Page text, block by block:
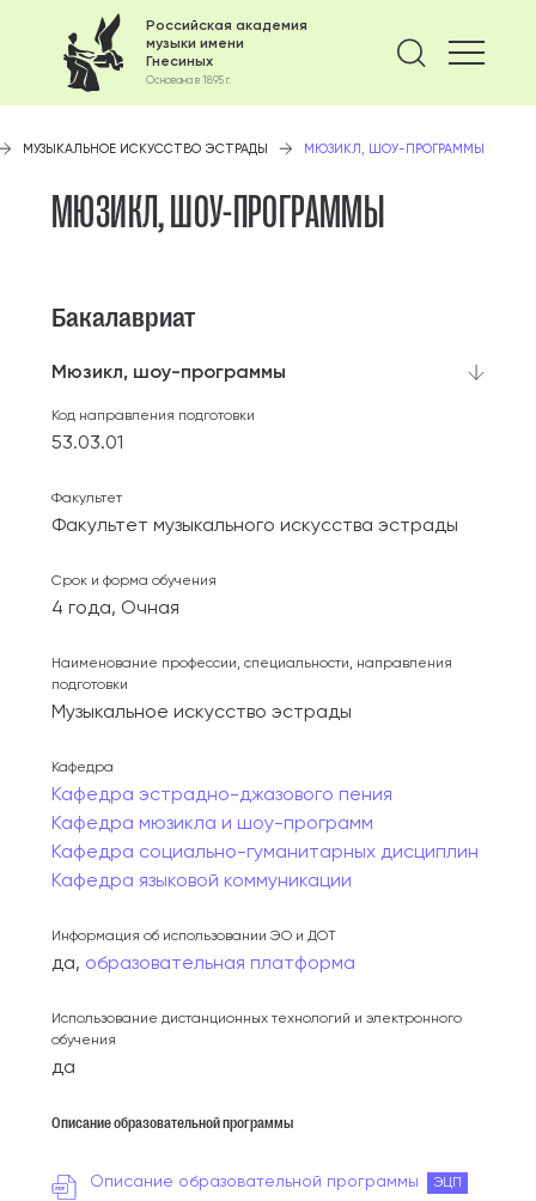
Российская академия
музыки имени
Гнесиных
Основана в 1895 г.
Найти
МУЗЫКАЛЬНОЕ ИСКУССТВО ЭСТРАДЫ МЮЗИКЛ, ШОУ-ПРОГРАММЫ
МЮЗИКЛ, ШОУ-ПРОГРАММЫ
Бакалавриат
Мюзикл, шоу-программы
Код направления подготовки
53.03.01
Факультет
Факультет музыкального искусства эстрады
Срок и форма обучения
4 года, Очная
Наименование профессии, специальности, направления
подготовки
Музыкальное искусство эстрады
Кафедра
Кафедра эстрадно-джазового пения
Кафедра мюзикла и шоу-программ
Кафедра социально-гуманитарных дисциплин
Кафедра языковой коммуникации
Информация об использовании ЭО и ДОТ
да, образовательная платформа
Использование дистанционных технологий и электронного
обучения
да
Описание образовательной программы
Описание образовательной программы ЭЦП